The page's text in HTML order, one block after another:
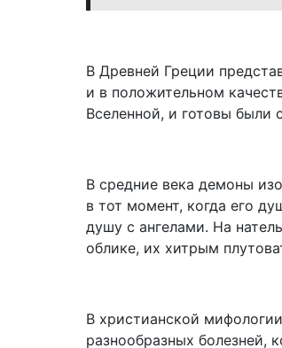
В Древней Греции
и в положительном
Вселенной, и готовы были
В средние века демоны
в тот момент, когда его
душу с ангелами. На
облике, их хитрым
В христианской
разнообразных болезней,